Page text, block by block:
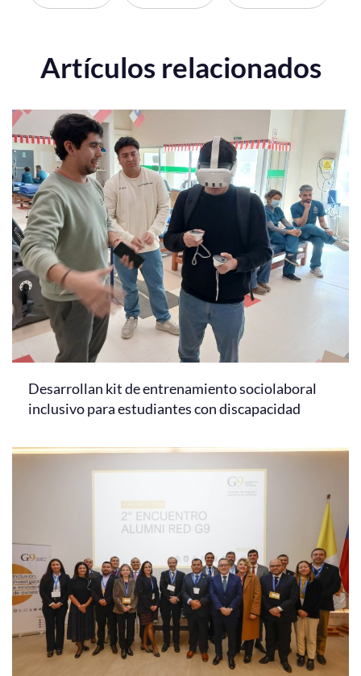
Artículos relacionados
Desarrollan kit de entrenamiento sociolaboral
inclusivo para estudiantes con discapacidad